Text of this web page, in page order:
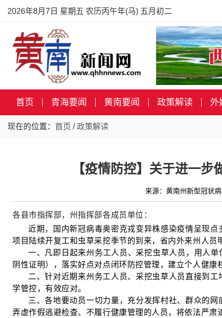
2026年8月7日 星期五 农历丙午年(马) 五月初二
首页 青海要闻 黄南要闻 政策解读 外
现在的位置： 首页 /政策解读
【疫情防控】关于进一
来源：黄南州新型冠状
各县市指挥部，州指挥部各成员单位：
近期，国内新冠病毒奥密克戎变异株感染疫情呈现
项目陆续开复工和虫草采挖季节的到来，省内外来州人
一、凡即日起来州务工人员、采挖虫草人员，用人
阴性证明），落实好点对点闭环防控管理，建立个人健
二、针对近期来州务工人员、采挖虫草人员直接到
学管控，有效应对。
三、各地要动员一切力量，充分发挥村社、群众的
弄虚作假逃避检查、不履行健康管理的人员，将依法严肃